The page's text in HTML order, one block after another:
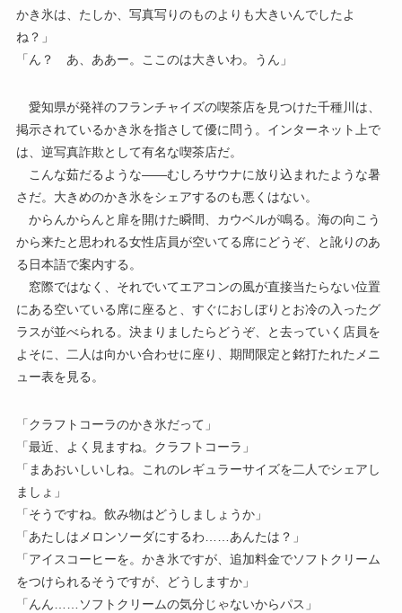
かき氷は、たしか、写真写りのものよりも大きいんでしたよ
ね？」
「ん？ あ、ああー。ここのは大きいわ。うん」
愛知県が発祥のフランチャイズの喫茶店を見つけた千種川は、
掲示されているかき氷を指さして優に問う。インターネット上で
は、逆写真詐欺として有名な喫茶店だ。
こんな茹だるような――むしろサウナに放り込まれたような暑
さだ。大きめのかき氷をシェアするのも悪くはない。
からんからんと扉を開けた瞬間、カウベルが鳴る。海の向こう
から来たと思われる女性店員が空いてる席にどうぞ、と訛りのあ
る日本語で案内する。
窓際ではなく、それでいてエアコンの風が直接当たらない位置
にある空いている席に座ると、すぐにおしぼりとお冷の入ったグ
ラスが並べられる。決まりましたらどうぞ、と去っていく店員を
よそに、二人は向かい合わせに座り、期間限定と銘打たれたメニ
ュー表を見る。
「クラフトコーラのかき氷だって」
「最近、よく見ますね。クラフトコーラ」
「まあおいしいしね。これのレギュラーサイズを二人でシェアし
ましょ」
「そうですね。飲み物はどうしましょうか」
「あたしはメロンソーダにするわ……あんたは？」
「アイスコーヒーを。かき氷ですが、追加料金でソフトクリーム
をつけられるそうですが、どうしますか」
「んん……ソフトクリームの気分じゃないからパス」